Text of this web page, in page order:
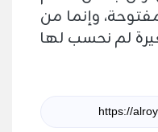
وإنما من
لم نحسب لها